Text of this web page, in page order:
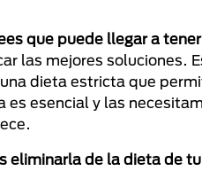
que puede llegar a
las mejores soluciones.
dieta estricta que
esencial y las
eliminarla de la dieta de